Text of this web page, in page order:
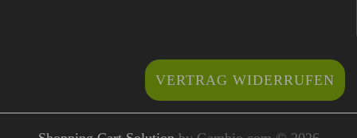
VERTRAG WIDERRUFEN